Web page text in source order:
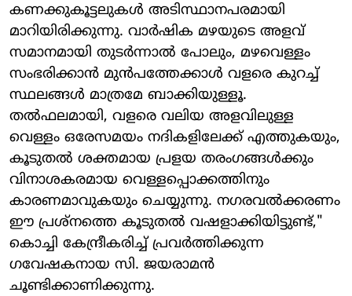
കണക്കുകൂട്ടലുകൾ അടിസ്ഥാനപരമായി
മാറിയിരിക്കുന്നു. വാർഷിക മഴയുടെ അളവ്
സമാനമായി തുടർന്നാൽ പോലും, മഴവെള്ളം
സംഭരിക്കാൻ മുൻപത്തേക്കാൾ വളരെ കുറച്ച്
സ്ഥലങ്ങൾ മാത്രമേ ബാക്കിയുള്ളൂ.
തൽഫലമായി, വളരെ വലിയ അളവിലുള്ള
വെള്ളം ഒരേസമയം നദികളിലേക്ക് എത്തുകയും,
കൂടുതൽ ശക്തമായ പ്രളയ തരംഗങ്ങൾക്കും
വിനാശകരമായ വെള്ളപ്പൊക്കത്തിനും
കാരണമാവുകയും ചെയ്യുന്നു. നഗരവൽക്കരണം
ഈ പ്രശ്നത്തെ കൂടുതൽ വഷളാക്കിയിട്ടുണ്ട്,"
കൊച്ചി കേന്ദ്രീകരിച്ച് പ്രവർത്തിക്കുന്ന
ഗവേഷകനായ സി. ജയരാമൻ
ചൂണ്ടിക്കാണിക്കുന്നു.